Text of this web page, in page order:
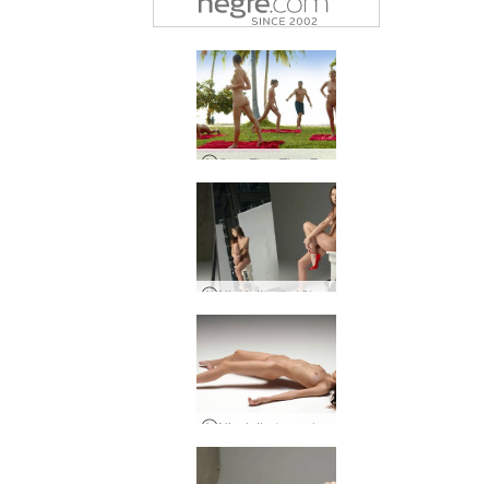
CoxyFloraTheaZaika벌거벗은운동
Nicolette 섹시한 패션쇼